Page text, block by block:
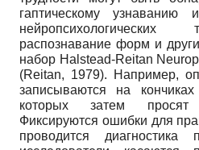
гаптическому
нейропсихологических
распознавание форм и
набор Halstead-Reitan
(Reitan, 1979). Например,
записываются на
которых затем просят
Фиксируются ошибки для
проводится диагностика